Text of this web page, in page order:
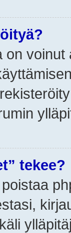
on
tekee?